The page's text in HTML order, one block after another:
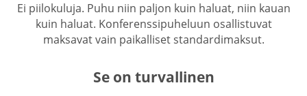
Ei piilokuluja. Puhu niin paljon kuin haluat, niin kauan
kuin haluat. Konferenssipuheluun osallistuvat
maksavat vain paikalliset standardimaksut.
Se on turvallinen